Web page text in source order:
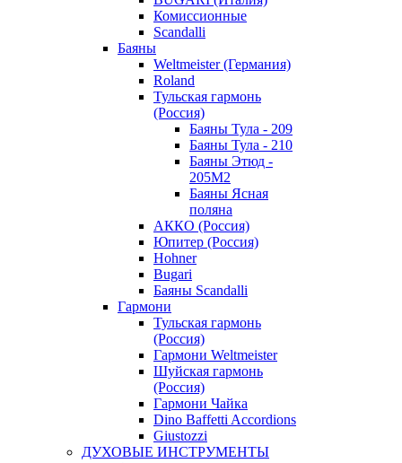
Комиссионные
Scandalli
Баяны
Weltmeister (Германия)
Roland
Тульская гармонь
(Россия)
Баяны Тула - 209
Баяны Тула - 210
Баяны Этюд -
205М2
Баяны Ясная
поляна
АККО (Россия)
Юпитер (Россия)
Hohner
Bugari
Баяны Scandalli
Гармони
Тульская гармонь
(Россия)
Гармони Weltmeister
Шуйская гармонь
(Россия)
Гармони Чайка
Dino Baffetti Accordions
Giustozzi
ДУХОВЫЕ ИНСТРУМЕНТЫ